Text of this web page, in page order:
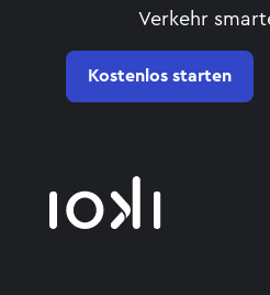
Verkehr
Kostenlos starten